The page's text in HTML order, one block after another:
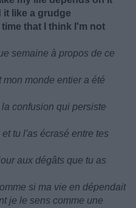
it like a grudge
that I think I'm not
semaine à propos de ce
monde entier a été
confusion qui persiste
tu l'as écrasé entre tes
aux dégâts que tu as
si ma vie en dépendait
je le sens comme une